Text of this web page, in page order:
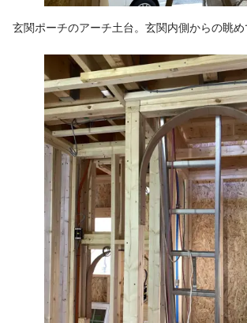
玄関ポーチのアーチ土台。玄関内側からの眺め